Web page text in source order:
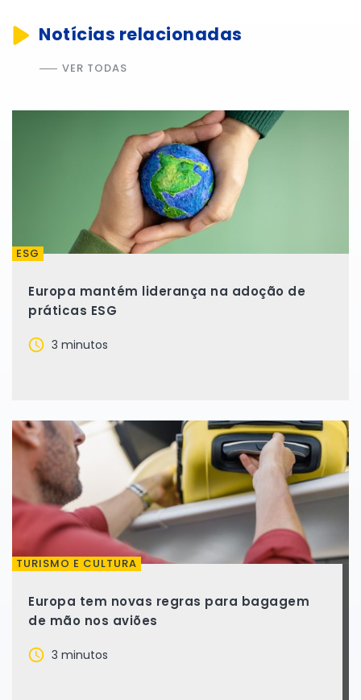
Notícias relacionadas
VER TODAS
ESG
Europa mantém liderança na adoção de
práticas ESG
3 minutos
TURISMO E CULTURA
Europa tem novas regras para bagagem
de mão nos aviões
3 minutos